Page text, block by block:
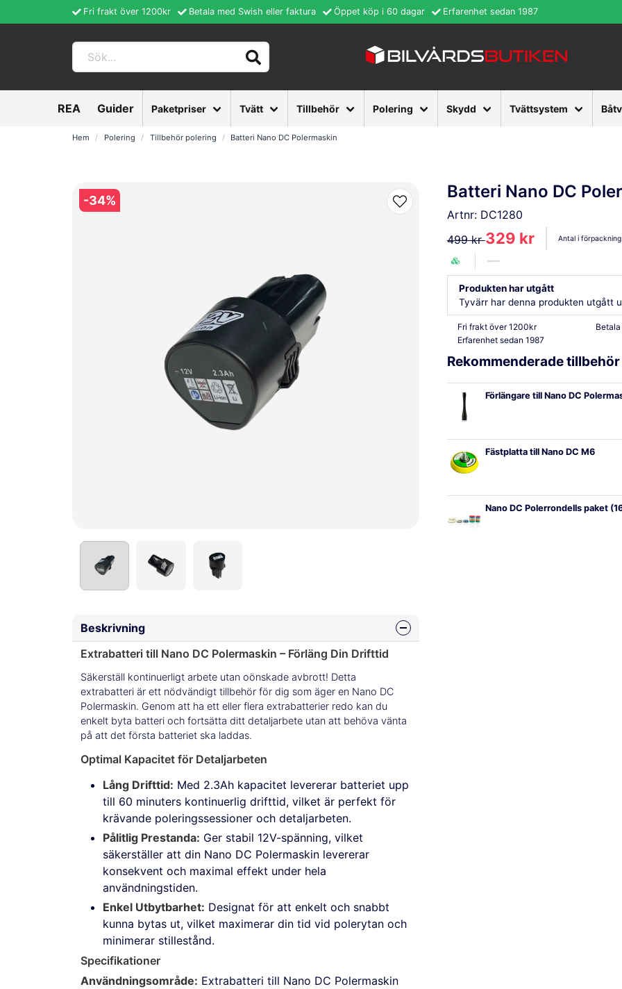
Fri frakt över 1200kr Betala med Swish eller faktura Öppet köp i 60 dagar Erfarenhet sedan 1987
REA Guider Paketpriser Tvätt Tillbehör Polering Skydd Tvättsystem
Hem Polering Tillbehör polering Batteri Nano DC Polermaskin
-34%
Beskrivning
Extrabatteri till Nano DC Polermaskin – Förläng Din Drifttid
Säkerställ kontinuerligt arbete utan oönskade avbrott! Detta
extrabatteri är ett nödvändigt tillbehör för dig som äger en Nano DC
Polermaskin. Genom att ha ett eller flera extrabatterier redo kan du
enkelt byta batteri och fortsätta ditt detaljarbete utan att behöva vänta
på att det första batteriet ska laddas.
Optimal Kapacitet för Detaljarbeten
Lång Drifttid: Med 2.3Ah kapacitet levererar batteriet upp
till 60 minuters kontinuerlig drifttid, vilket är perfekt för
krävande poleringssessioner och detaljarbeten.
Pålitlig Prestanda: Ger stabil 12V-spänning, vilket
säkerställer att din Nano DC Polermaskin levererar
konsekvent och maximal effekt under hela
användningstiden.
Enkel Utbytbarhet: Designat för att enkelt och snabbt
kunna bytas ut, vilket maximerar din tid vid polerytan och
minimerar stillestånd.
Specifikationer
Användningsområde: Extrabatteri till Nano DC Polermaskin
Batteri Nano DC
Artnr: DC1280
499 kr329 kr Antal i
Produkten har utgått
Tyvärr har denna produkten utgått
Fri frakt över 1200kr
Erfarenhet sedan 1987
Rekommenderade tillbehör
Förlängare till Nano DC
Fästplatta till Nano DC M6
Nano DC Polerrondells paket